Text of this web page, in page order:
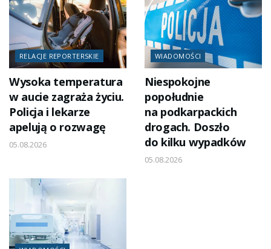
RELACJE REPORTERSKIE
Wysoka temperatura
w aucie zagraża życiu.
Policja i lekarze
apelują o rozwagę
05.08.2026
WIADOMOŚCI
Niespokojne
popołudnie
na podkarpackich
drogach. Doszło
do kilku wypadków
05.08.2026